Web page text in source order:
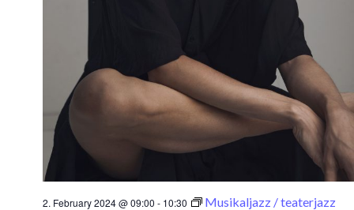
2. February 2024 @ 09:00 - 10:30
Musikaljazz / teaterjazz